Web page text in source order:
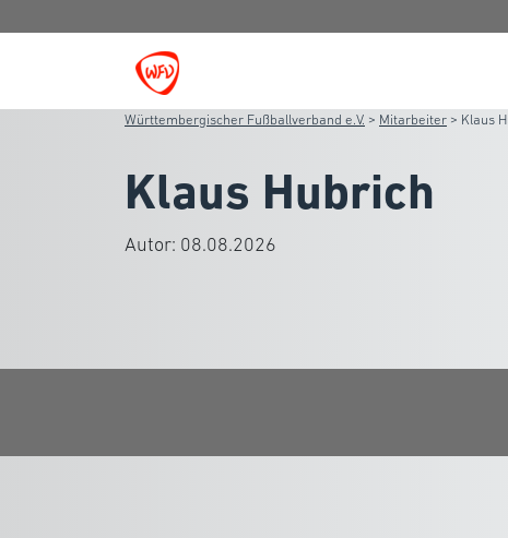
Württembergischer Fußballverband e.V. > Mitarbeiter > Klaus
Klaus Hubrich
Autor: 08.08.2026